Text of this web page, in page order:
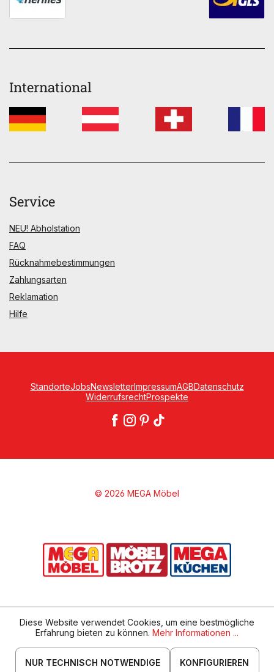
International
Service
NEU! Abholstation
FAQ
Rücknahmebestimmungen
Zahlungsarten
Reklamation
Hilfe
StandorteJobsNewsletterImpressumAGBDatenschutz
WiderrufsrechtProspekte
© 2026 MEGA Möbel
Diese Website verwendet Cookies, um eine bestmögliche
Erfahrung bieten zu können. Mehr Informationen ...
NUR TECHNISCH NOTWENDIGE KONFIGURIEREN